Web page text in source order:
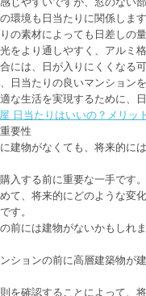
環境も日当たりに関係します
の素材によっても日差しの量
をより通しやすく、アルミ
には、日が入りにくくなる可
日当たりの良いマンション
な生活を実現するために、
日当たりはいいの？メリッ
要性
建物がなくても、将来的に
入する前に重要な一手です。
て、将来的にどのような変
す。
前には建物がないかもしれ
ションの前に高層建築物が
を確認することによって、